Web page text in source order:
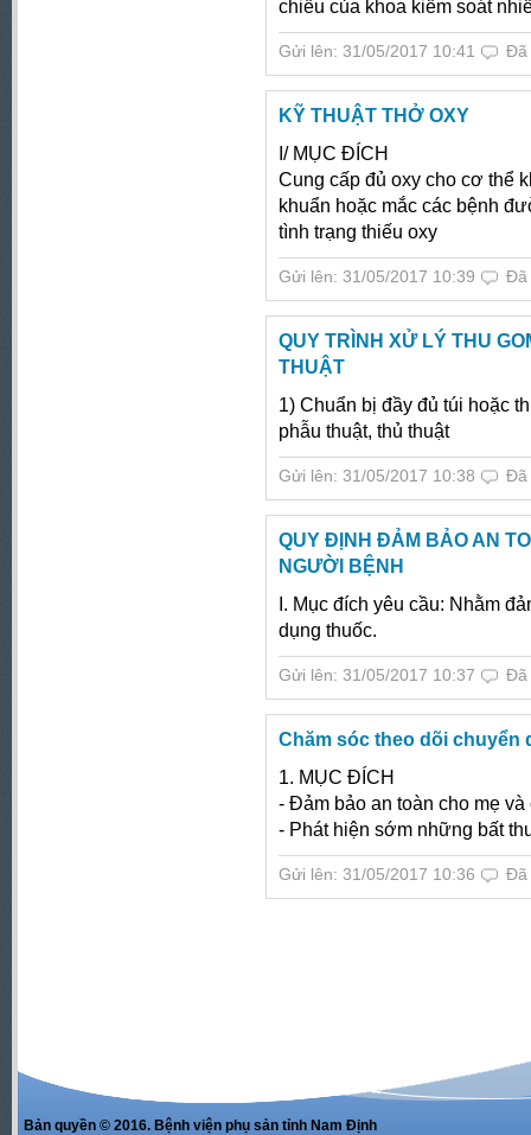
chiều của khoa kiểm soát
Gửi lên: 31/05/2017 10:41 Đã
KỸ THUẬT THỞ OXY
I/ MỤC ĐÍCH
Cung cấp đủ oxy cho cơ thể
khuẩn hoặc mắc các bệnh
tình trạng thiếu oxy
Gửi lên: 31/05/2017 10:39 Đã
QUY TRÌNH XỬ LÝ THU
THUẬT
1) Chuẩn bị đầy đủ túi hoặc
phẫu thuật, thủ thuật
Gửi lên: 31/05/2017 10:38 Đã
QUY ĐỊNH ĐẢM BẢO AN
NGƯỜI BỆNH
I. Mục đích yêu cầu: Nhằm
dụng thuốc.
Gửi lên: 31/05/2017 10:37 Đã
Chăm sóc theo dõi chuyển
1. MỤC ĐÍCH
- Đảm bảo an toàn cho mẹ và
- Phát hiện sớm những bất
Gửi lên: 31/05/2017 10:36 Đã
Bản quyền © 2016. Bệnh viện phụ sản tỉnh Nam Định